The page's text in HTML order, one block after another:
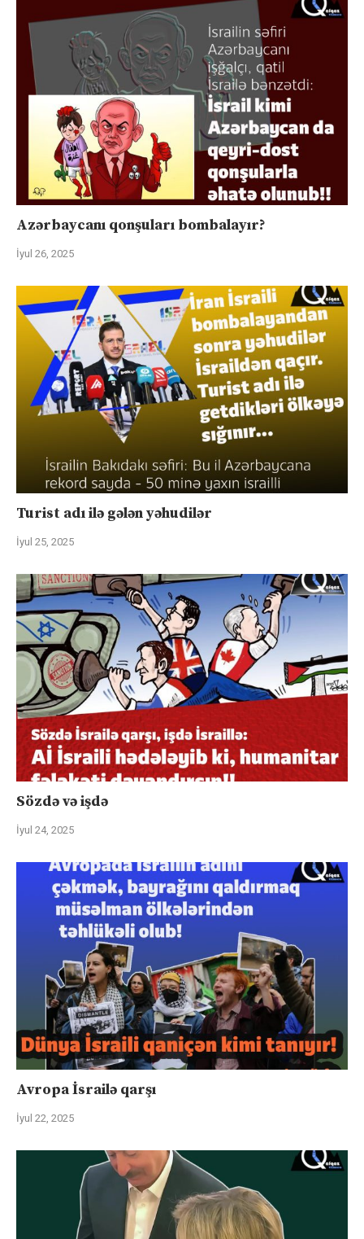
Azərbaycanı qonşuları bombalayır?
İyul 26, 2025
Turist adı ilə gələn yəhudilər
İyul 25, 2025
Sözdə və işdə
İyul 24, 2025
Avropa İsrailə qarşı
İyul 22, 2025